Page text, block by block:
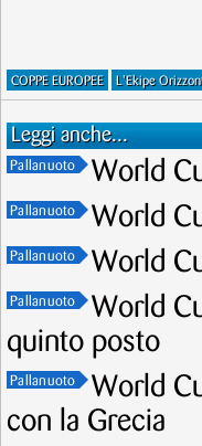
COPPE EUROPEE L'Ekipe
Leggi anche...
Pallanuoto World
Pallanuoto World
Pallanuoto World
Pallanuoto
World
quinto posto
Pallanuoto
World
con la Grecia